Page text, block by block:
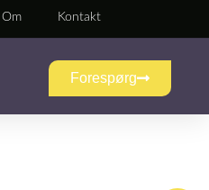
Om Kontakt
Forespørg